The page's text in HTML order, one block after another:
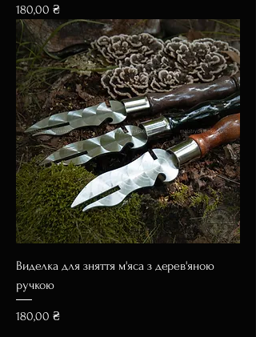
Ціна
180,00 ₴
Виделка для зняття м'яса з дерев'яною
ручкою
Ціна
180,00 ₴